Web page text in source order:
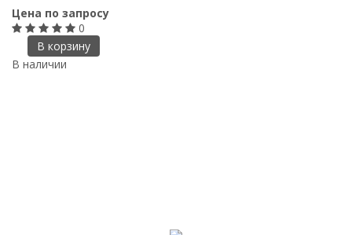
Цена по запросу
0
В корзину
В наличии